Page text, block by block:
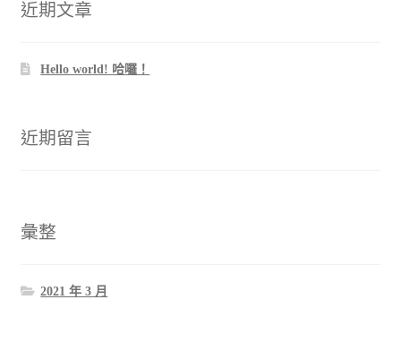
近期文章
Hello world! 哈囉！
近期留言
彙整
2021 年 3 月